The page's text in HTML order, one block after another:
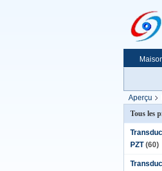
Aperçu
Tous les
PZT (60)